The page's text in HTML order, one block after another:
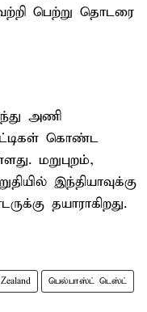
பெற்று தொடரை
அணி
கொண்ட
மறுபுறம்,
இந்தியாவுக்கு
தயாராகிறது.
பெல்பாஸ்ட் டெஸ்ட்